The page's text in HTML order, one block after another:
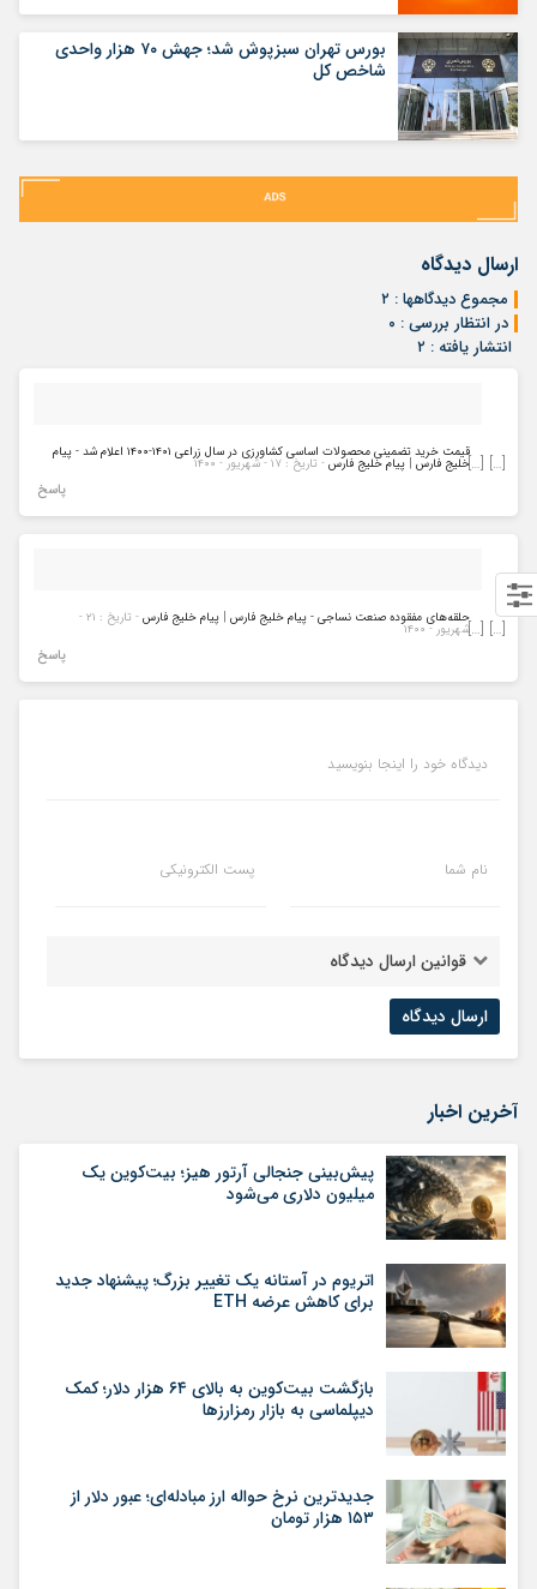
بورس تهران سبزپوش شد؛ جهش ۷۰ هزار واحدی
شاخص کل
ارسال دیدگاه
مجموع دیدگاهها : ۲
در انتظار بررسی : ۰
انتشار یافته : ۲
قیمت خرید تضمینی محصولات اساسی کشاورزی در سال زراعی ۱۴۰۱-۱۴۰۰ اعلام شد - پیام
خلیج فارس | پیام خلیج فارس - تاریخ : ۱۷ - شهریور - ۱۴۰۰ […] […]
پاسخ
حلقه‌های مفقوده صنعت نساجی - پیام خلیج فارس | پیام خلیج فارس - تاریخ : ۲۱ -
شهریور - ۱۴۰۰[…] […]
پاسخ
دیدگاه خود را اینجا بنویسید
نام شما پست الکترونیکی
قوانین ارسال دیدگاه
آخرین اخبار
پیش‌بینی جنجالی آرتور هیز؛ بیت‌کوین یک
میلیون دلاری می‌شود
اتریوم در آستانه یک تغییر بزرگ؛ پیشنهاد جدید
برای کاهش عرضه ETH
بازگشت بیت‌کوین به بالای ۶۴ هزار دلار؛ کمک
دیپلماسی به بازار رمزارزها
جدیدترین نرخ حواله ارز مبادله‌ای؛ عبور دلار از
۱۵۳ هزار تومان